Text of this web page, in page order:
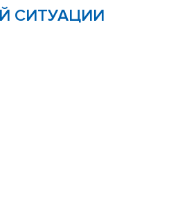
СИТУАЦИИ